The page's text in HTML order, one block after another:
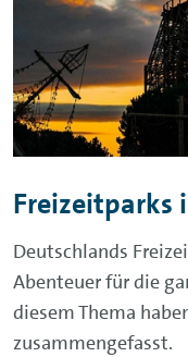
Freizeitparks
Deutschlands
Abenteuer für die
diesem Thema
zusammengefasst.